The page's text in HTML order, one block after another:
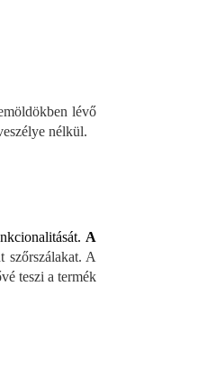
lévő
nélkül.
A
szőrszálakat. A
teszi a termék